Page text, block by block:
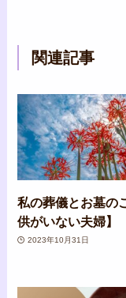
関連記事
私の葬儀とお墓の
供がいない夫婦】
2023年10月31日